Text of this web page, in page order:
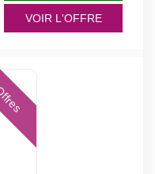
VOIR L'OFFRE